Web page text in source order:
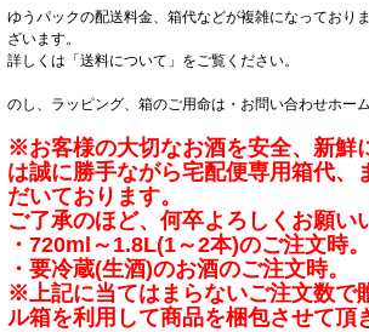
ゆうパックの配送料金、箱代などが複雑になっており
ざいます。
詳しくは「送料について」をご覧ください。
のし、ラッピング、箱のご用命は・お問い合わせホー
※お客様の大切なお酒を安全、新鮮
は誠に勝手ながら宅配便専用箱代、
だいております。
ご了承のほど、何卒よろしくお願い
・720ml～1.8L(1～2本)のご注文時。
・要冷蔵(生酒)のお酒のご注文時。
※上記に当てはまらないご注文数で
ル箱を利用して商品を梱包させて頂